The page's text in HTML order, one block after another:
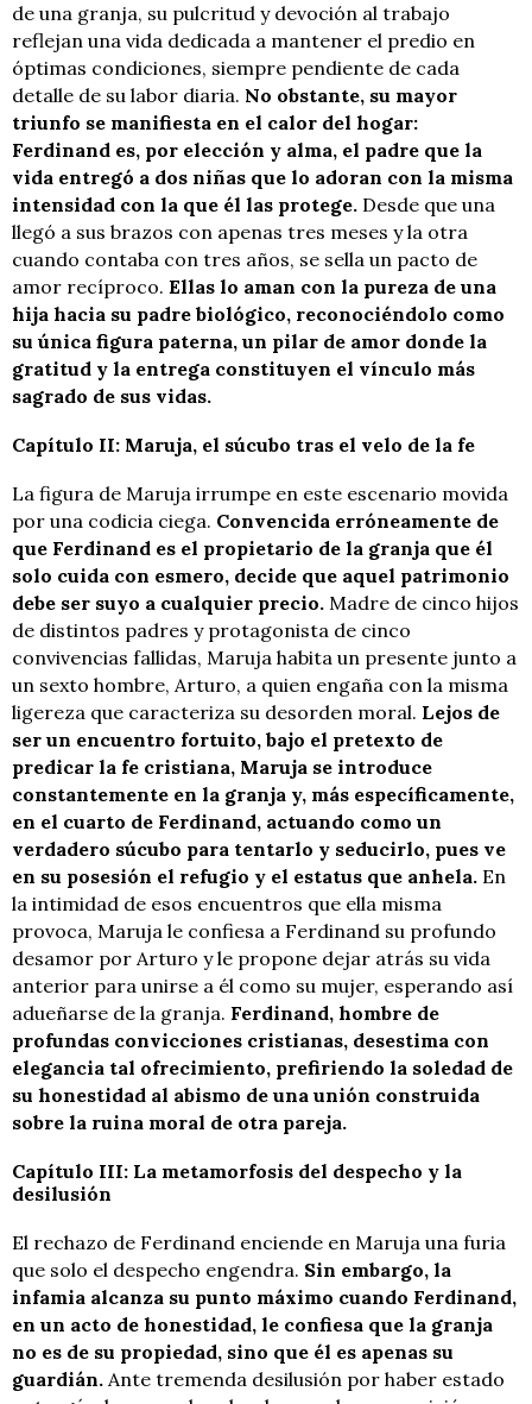
de una granja, su pulcritud y devoción al trabajo
reflejan una vida dedicada a mantener el predio en
óptimas condiciones, siempre pendiente de cada
detalle de su labor diaria. No obstante, su mayor
triunfo se manifiesta en el calor del hogar:
Ferdinand es, por elección y alma, el padre que la
vida entregó a dos niñas que lo adoran con la misma
intensidad con la que él las protege. Desde que una
llegó a sus brazos con apenas tres meses y la otra
cuando contaba con tres años, se sella un pacto de
amor recíproco. Ellas lo aman con la pureza de una
hija hacia su padre biológico, reconociéndolo como
su única figura paterna, un pilar de amor donde la
gratitud y la entrega constituyen el vínculo más
sagrado de sus vidas.
Capítulo II: Maruja, el súcubo tras el velo de la fe
La figura de Maruja irrumpe en este escenario movida
por una codicia ciega. Convencida erróneamente de
que Ferdinand es el propietario de la granja que él
solo cuida con esmero, decide que aquel patrimonio
debe ser suyo a cualquier precio. Madre de cinco hijos
de distintos padres y protagonista de cinco
convivencias fallidas, Maruja habita un presente junto a
un sexto hombre, Arturo, a quien engaña con la misma
ligereza que caracteriza su desorden moral. Lejos de
ser un encuentro fortuito, bajo el pretexto de
predicar la fe cristiana, Maruja se introduce
constantemente en la granja y, más específicamente,
en el cuarto de Ferdinand, actuando como un
verdadero súcubo para tentarlo y seducirlo, pues ve
en su posesión el refugio y el estatus que anhela. En
la intimidad de esos encuentros que ella misma
provoca, Maruja le confiesa a Ferdinand su profundo
desamor por Arturo y le propone dejar atrás su vida
anterior para unirse a él como su mujer, esperando así
adueñarse de la granja. Ferdinand, hombre de
profundas convicciones cristianas, desestima con
elegancia tal ofrecimiento, prefiriendo la soledad de
su honestidad al abismo de una unión construida
sobre la ruina moral de otra pareja.
Capítulo III: La metamorfosis del despecho y la
desilusión
El rechazo de Ferdinand enciende en Maruja una furia
que solo el despecho engendra. Sin embargo, la
infamia alcanza su punto máximo cuando Ferdinand,
en un acto de honestidad, le confiesa que la granja
no es de su propiedad, sino que él es apenas su
guardián. Ante tremenda desilusión por haber estado